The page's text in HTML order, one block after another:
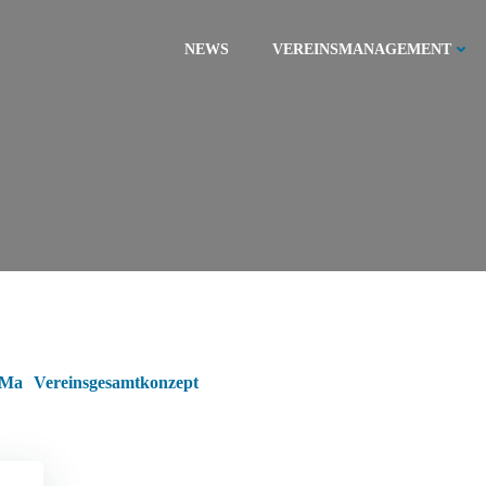
NEWS VEREINSMANAGEMENT
Vereinsgesamtkonzept